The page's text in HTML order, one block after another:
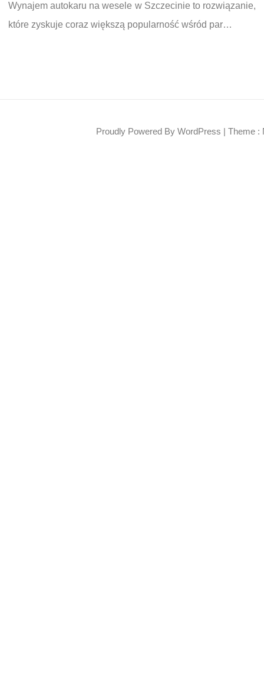
Wynajem autokaru na wesele w Szczecinie to rozwiązanie,
które zyskuje coraz większą popularność wśród par…
Proudly Powered By WordPress | Theme :